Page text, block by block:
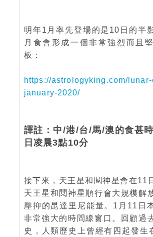
明年1月率先登場的是10日的半
月食會形成一個非常強烈而且
板：
https://astrologyking.com/
january-2020/
譯註：中/港/台/馬/澳的食甚
日凌晨3點10分
接下來，天王星和鬩神星會在11
天王星和鬩神星順行會大規模解
壓抑的昆達里尼能量。1月11日
非常強大的時間線窗口。回顧過
史，人類歷史上曾經有四起發生